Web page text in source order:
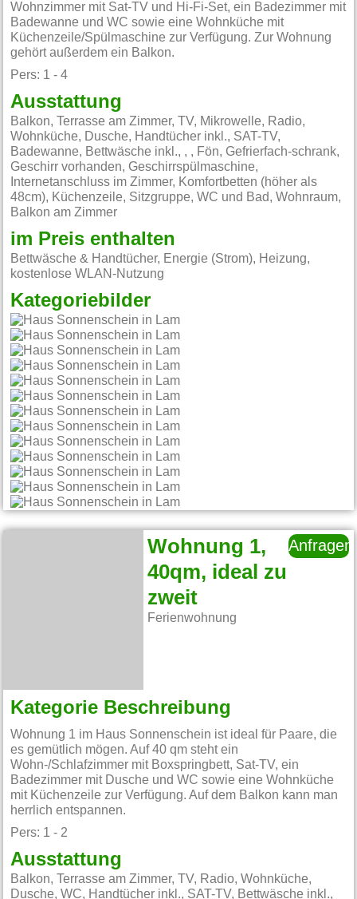
Wohnzimmer mit Sat-TV und Hi-Fi-Set, ein Badezimmer mit
Badewanne und WC sowie eine Wohnküche mit
Küchenzeile/Spülmaschine zur Verfügung. Zur Wohnung
gehört außerdem ein Balkon.
Pers: 1 - 4
Ausstattung
Balkon, Terrasse am Zimmer, TV, Mikrowelle, Radio,
Wohnküche, Dusche, Handtücher inkl., SAT-TV,
Badewanne, Bettwäsche inkl., , , Fön, Gefrierfach-schrank,
Geschirr vorhanden, Geschirrspülmaschine,
Internetanschluss im Zimmer, Komfortbetten (höher als
48cm), Küchenzeile, Sitzgruppe, WC und Bad, Wohnraum,
Balkon am Zimmer
im Preis enthalten
Bettwäsche & Handtücher, Energie (Strom), Heizung,
kostenlose WLAN-Nutzung
Kategoriebilder
Wohnung 1,
40qm, ideal zu
zweit
Ferienwohnung
Anfragen
Kategorie Beschreibung
Wohnung 1 im Haus Sonnenschein ist ideal für Paare, die
es gemütlich mögen. Auf 40 qm steht ein
Wohn-/Schlafzimmer mit Boxspringbett, Sat-TV, ein
Badezimmer mit Dusche und WC sowie eine Wohnküche
mit Küchenzeile zur Verfügung. Auf dem Balkon kann man
herrlich entspannen.
Pers: 1 - 2
Ausstattung
Balkon, Terrasse am Zimmer, TV, Radio, Wohnküche,
Dusche, WC, Handtücher inkl., SAT-TV, Bettwäsche inkl.,